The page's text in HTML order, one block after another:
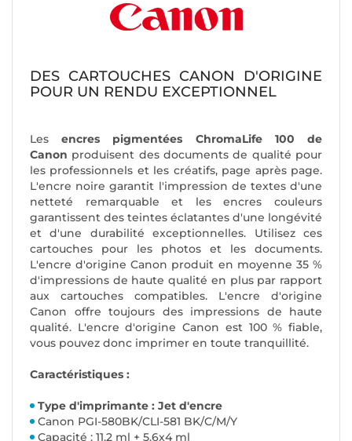
DES CARTOUCHES CANON D'ORIGINE
POUR UN RENDU EXCEPTIONNEL
Les encres pigmentées ChromaLife 100 de
Canon produisent des documents de qualité pour
les professionnels et les créatifs, page après page.
L'encre noire garantit l'impression de textes d'une
netteté remarquable et les encres couleurs
garantissent des teintes éclatantes d'une longévité
et d'une durabilité exceptionnelles. Utilisez ces
cartouches pour les photos et les documents.
L'encre d'origine Canon produit en moyenne 35 %
d'impressions de haute qualité en plus par rapport
aux cartouches compatibles. L'encre d'origine
Canon offre toujours des impressions de haute
qualité. L'encre d'origine Canon est 100 % fiable,
vous pouvez donc imprimer en toute tranquillité.
Caractéristiques :
Type d'imprimante : Jet d'encre
Canon PGI-580BK/CLI-581 BK/C/M/Y
Capacité : 11.2 ml + 5.6x4 ml